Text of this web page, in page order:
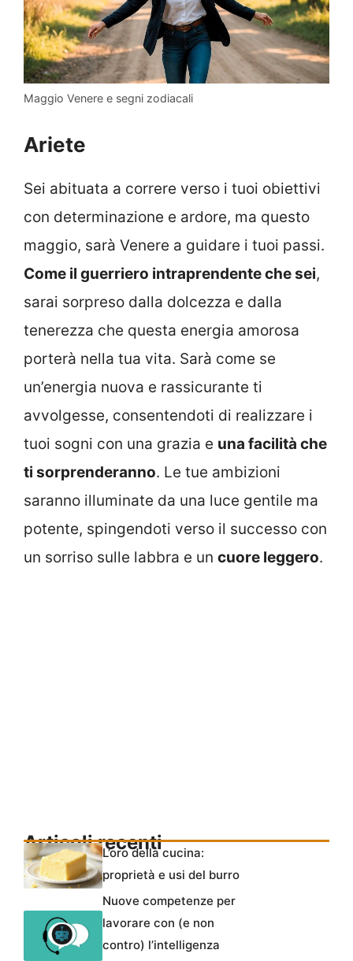
Maggio Venere e segni zodiacali
Ariete
Sei abituata a correre verso i tuoi obiettivi
con determinazione e ardore, ma questo
maggio, sarà Venere a guidare i tuoi passi.
Come il guerriero intraprendente che sei,
sarai sorpreso dalla dolcezza e dalla
tenerezza che questa energia amorosa
porterà nella tua vita. Sarà come se
un’energia nuova e rassicurante ti
avvolgesse, consentendoti di realizzare i
tuoi sogni con una grazia e una facilità che
ti sorprenderanno. Le tue ambizioni
saranno illuminate da una luce gentile ma
potente, spingendoti verso il successo con
un sorriso sulle labbra e un cuore leggero.
Articoli recenti
L’oro della cucina:
proprietà e usi del burro
Nuove competenze per
lavorare con (e non
contro) l’intelligenza